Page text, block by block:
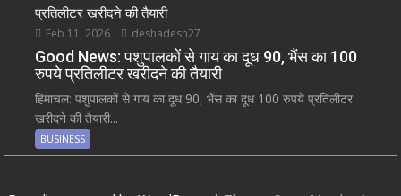
Feb 11, 2026 deshadesh27
Good News: पशुपालकों से गाय का दूध 90, भैंस का 100
रुपये प्रतिलीटर खरीदने की तैयारी
हिमाचल: पशुपालकों से गाय का दूध 90, भैंस का दूध 100 रुपये प्रतिलीटर
खरीदने की तैयारी...
BUSINESS